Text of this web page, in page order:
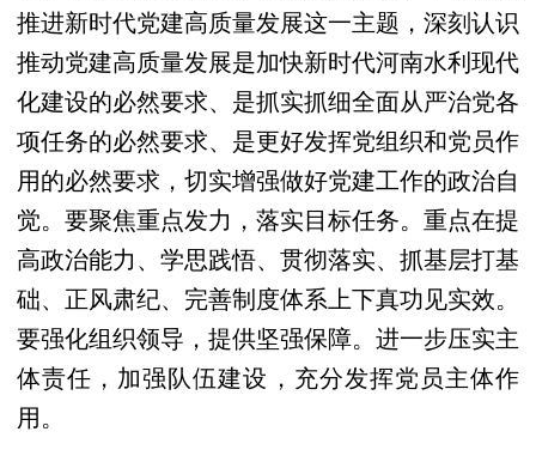
推进新时代党建高质量发展这一主题，深刻认识
推动党建高质量发展是加快新时代河南水利现代
化建设的必然要求、是抓实抓细全面从严治党各
项任务的必然要求、是更好发挥党组织和党员作
用的必然要求，切实增强做好党建工作的政治自
觉。要聚焦重点发力，落实目标任务。重点在提
高政治能力、学思践悟、贯彻落实、抓基层打基
础、正风肃纪、完善制度体系上下真功见实效。
要强化组织领导，提供坚强保障。进一步压实主
体责任，加强队伍建设，充分发挥党员主体作
用。